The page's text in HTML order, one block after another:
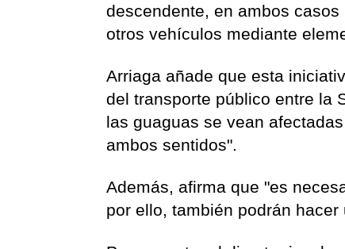
descendente, en ambos
otros vehículos mediante
Arriaga añade que esta
del transporte público entre la
las guaguas se vean
ambos sentidos".
Además, afirma que "es
por ello, también podrán